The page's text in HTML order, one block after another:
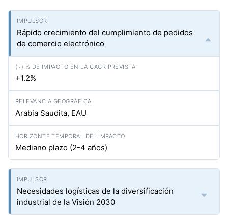
Rápido crecimiento del cumplimiento de pedidos
de comercio electrónico
+1.2%
Arabia Saudita, EAU
Mediano plazo (2-4 años)
Necesidades logísticas de la diversificación
industrial de la Visión 2030